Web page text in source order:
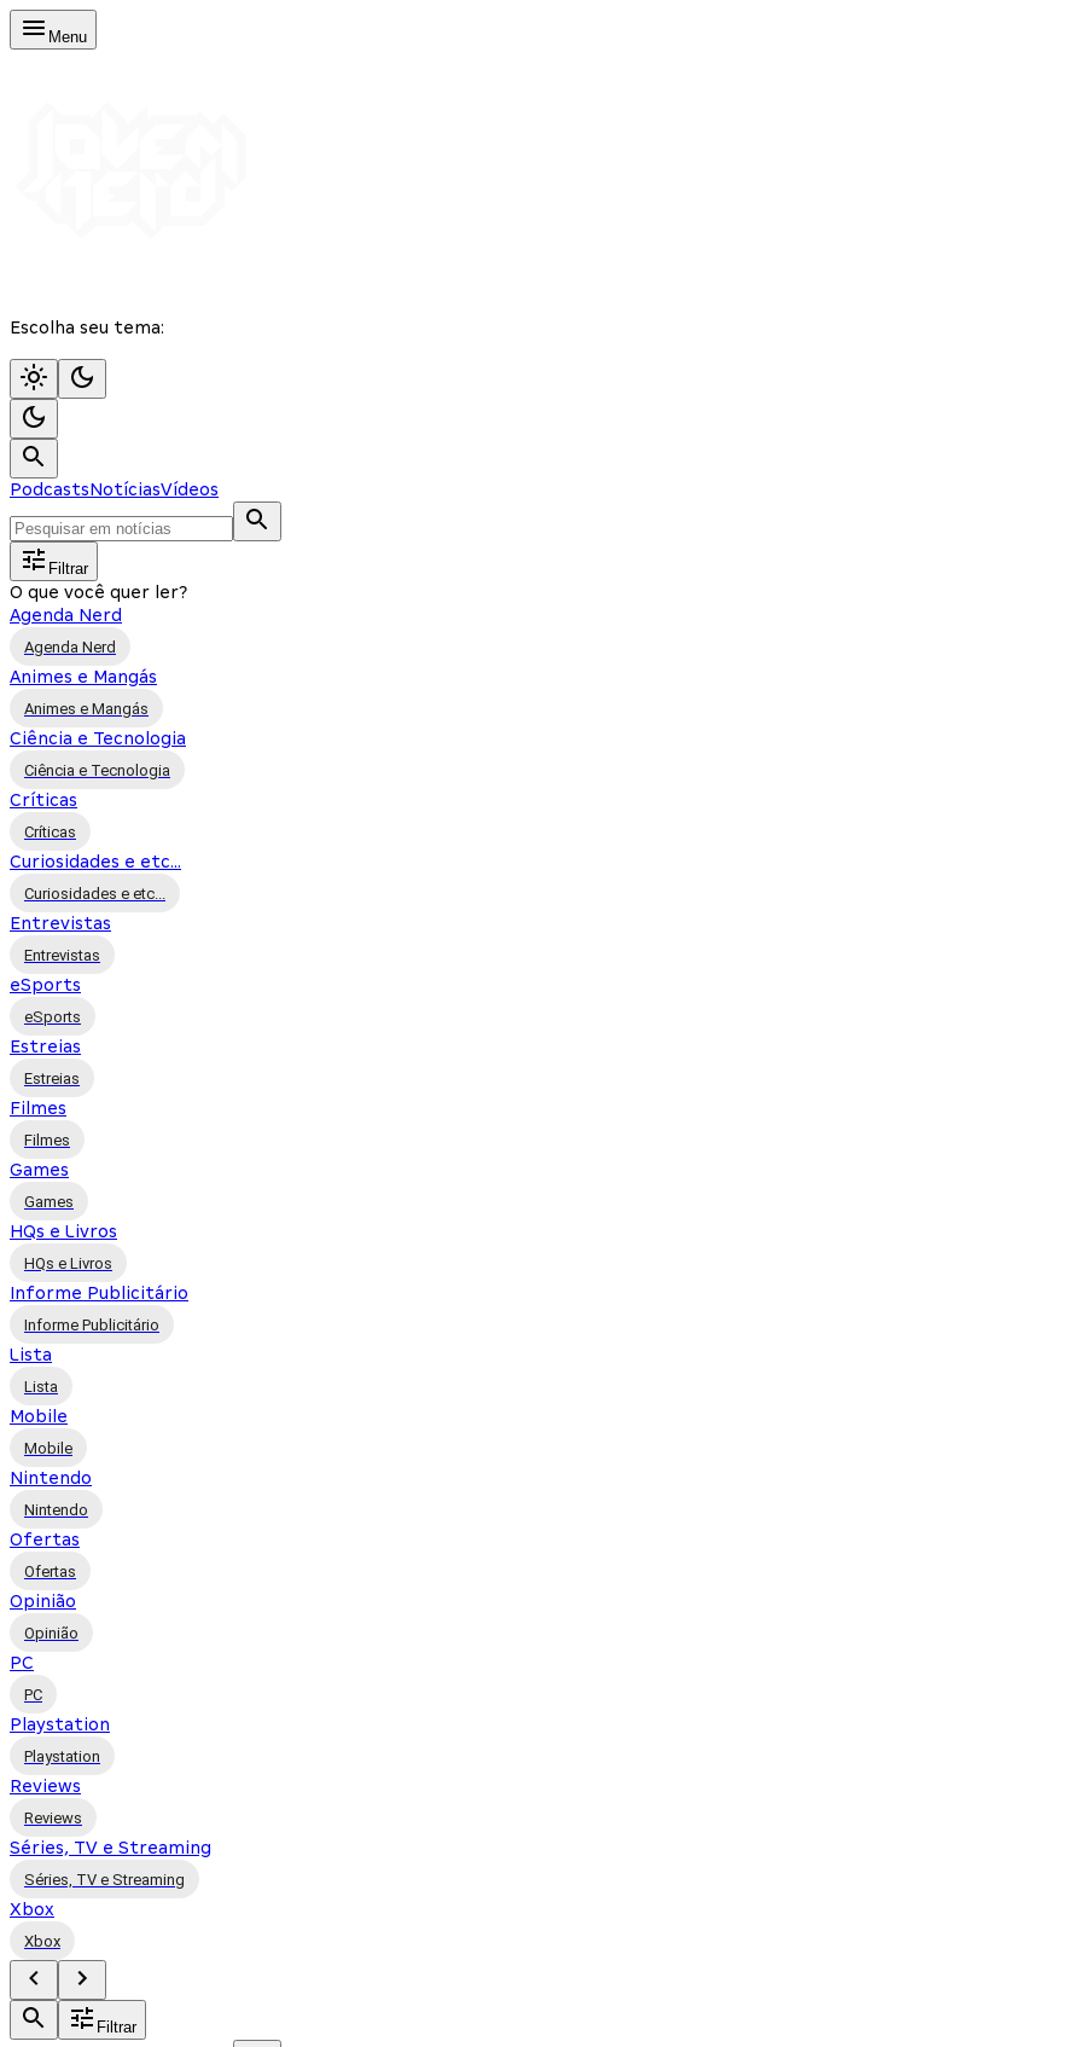
Menu
Escolha seu tema:
PodcastsNotíciasVídeos
Filtrar
O que você quer ler?
Agenda Nerd
Agenda Nerd
Animes e Mangás
Animes e Mangás
Ciência e Tecnologia
Ciência e Tecnologia
Críticas
Críticas
Curiosidades e etc...
Curiosidades e etc...
Entrevistas
Entrevistas
eSports
eSports
Estreias
Estreias
Filmes
Filmes
Games
Games
HQs e Livros
HQs e Livros
Informe Publicitário
Informe Publicitário
Lista
Lista
Mobile
Mobile
Nintendo
Nintendo
Ofertas
Ofertas
Opinião
Opinião
PC
PC
Playstation
Playstation
Reviews
Reviews
Séries, TV e Streaming
Séries, TV e Streaming
Xbox
Xbox
Filtrar